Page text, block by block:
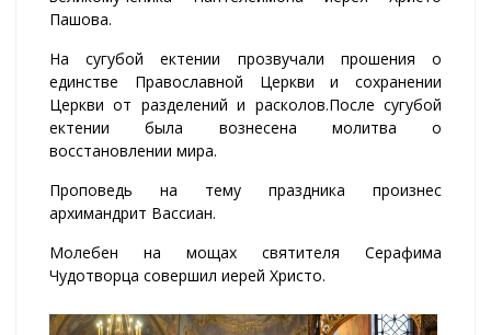
Пашова.
На сугубой ектении прозвучали прошения о
единстве Православной Церкви и сохранении
Церкви от разделений и расколов.После сугубой
ектении была вознесена молитва о
восстановлении мира.
Проповедь на тему праздника произнес
архимандрит Вассиан.
Молебен на мощах святителя Серафима
Чудотворца совершил иерей Христо.